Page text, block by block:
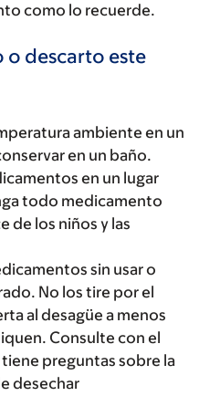
como lo recuerde.
o descarto este
ambiente en un
en un baño.
en un lugar
todo medicamento
de los niños y las
sin usar o
No los tire por el
al desagüe a menos
Consulte con el
preguntas sobre la
desechar